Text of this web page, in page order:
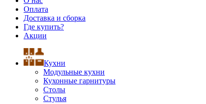
Оплата
Доставка и сборка
Где купить?
Акции
Кухни
Модульные кухни
Кухонные гарнитуры
Столы
Стулья